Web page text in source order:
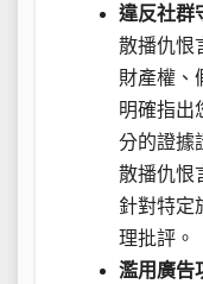
違反社群
散播仇恨
財產權、
明確指出
分的證據
散播仇恨
針對特定
理批評。
濫用廣告